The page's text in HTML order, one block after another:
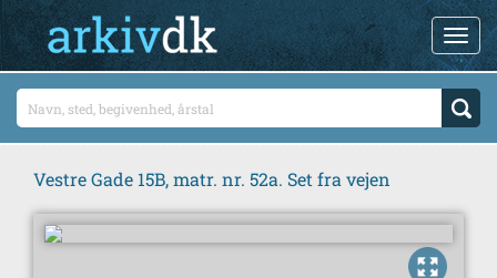
Vestre Gade 15B, matr. nr. 52a. Set fra vejen